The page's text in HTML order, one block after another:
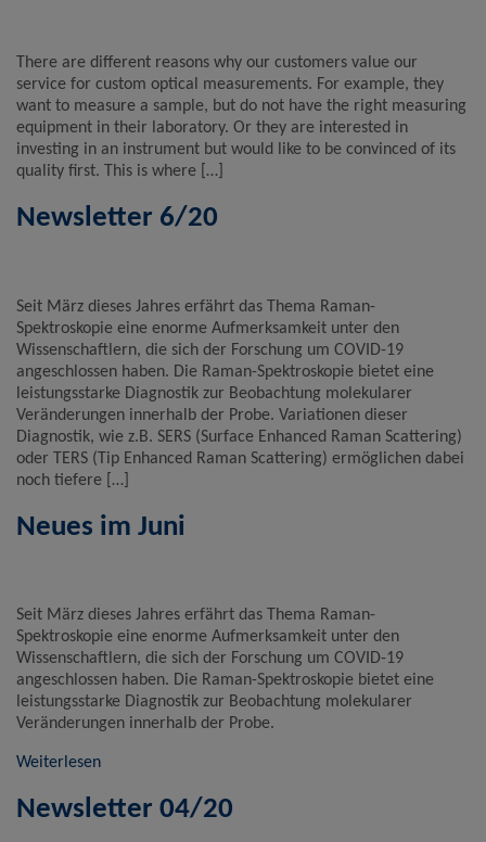
There are different reasons why our customers value our
service for custom optical measurements. For example, they
want to measure a sample, but do not have the right measuring
equipment in their laboratory. Or they are interested in
investing in an instrument but would like to be convinced of its
quality first. This is where […]
Newsletter 6/20
Seit März dieses Jahres erfährt das Thema Raman-
Spektroskopie eine enorme Aufmerksamkeit unter den
Wissenschaftlern, die sich der Forschung um COVID-19
angeschlossen haben. Die Raman-Spektroskopie bietet eine
leistungsstarke Diagnostik zur Beobachtung molekularer
Veränderungen innerhalb der Probe. Variationen dieser
Diagnostik, wie z.B. SERS (Surface Enhanced Raman Scattering)
oder TERS (Tip Enhanced Raman Scattering) ermöglichen dabei
noch tiefere […]
Neues im Juni
Seit März dieses Jahres erfährt das Thema Raman-
Spektroskopie eine enorme Aufmerksamkeit unter den
Wissenschaftlern, die sich der Forschung um COVID-19
angeschlossen haben. Die Raman-Spektroskopie bietet eine
leistungsstarke Diagnostik zur Beobachtung molekularer
Veränderungen innerhalb der Probe.
Weiterlesen
Newsletter 04/20